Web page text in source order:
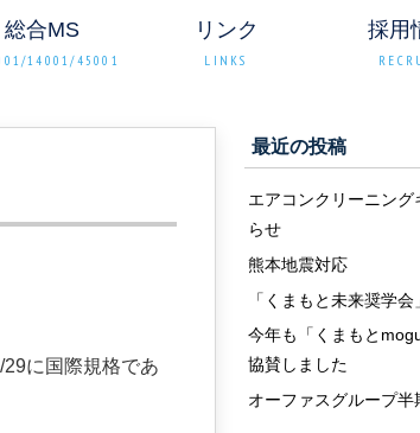
総合MS
14001/45001
リンク
LINKS
採用
に国際規格であ
最近の投稿
エアコンクリーニン
らせ
熊本地震対応
「くまもと未来奨学
今年も「くまもと
協賛しました
オーファスグループ